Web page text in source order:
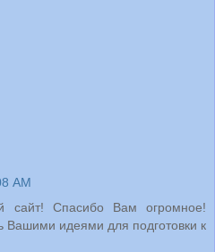
AM
сайт! Спасибо Вам огромное!
Вашими идеями для подготовки к